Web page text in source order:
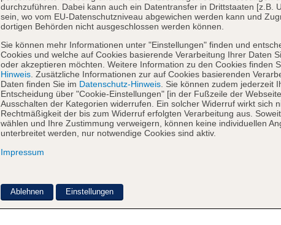
durchzuführen. Dabei kann auch ein Datentransfer in Drittstaaten [z.B.
sein, wo vom EU-Datenschutzniveau abgewichen werden kann und
dortigen Behörden nicht ausgeschlossen werden können.
Sie können mehr Informationen unter "Einstellungen" finden und
Cookies und welche auf Cookies basierende Verarbeitung Ihrer Daten
oder akzeptieren möchten. Weitere Information zu den Cookies finden
Hinweis . Zusätzliche Informationen zur auf Cookies basierenden
Daten finden Sie im Datenschutz-Hinweis . Sie können zudem jederzeit
Entscheidung über "Cookie-Einstellungen" [in der Fußzeile der
Ausschalten der Kategorien widerrufen. Ein solcher Widerruf wirkt sich
Rechtmäßigkeit der bis zum Widerruf erfolgten Verarbeitung aus. Soweit
wählen und Ihre Zustimmung verweigern, können keine individuellen
unterbreitet werden, nur notwendige Cookies sind aktiv.
Impressum
Ablehnen Einstellungen